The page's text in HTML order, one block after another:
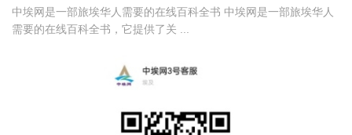
中埃网是一部旅埃华人需要的在线百科全书 中埃网是一部旅埃华人
需要的在线百科全书，它提供了关 ...